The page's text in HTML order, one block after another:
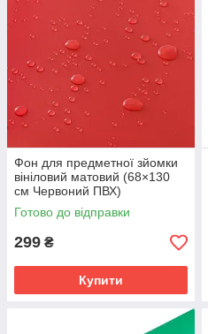
Фон для предметної зйомки
вініловий матовий (68×130
см Червоний ПВХ)
Готово до відправки
299 ₴
Купити